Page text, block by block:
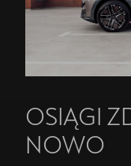
OSIĄGI
NOWO